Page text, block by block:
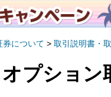
券について > 取引説明書・
プション